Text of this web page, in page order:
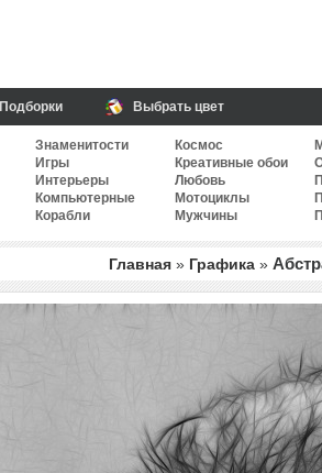
Подборки Выбрать цвет
Знаменитости
Игры
Интерьеры
Компьютерные
Корабли
Космос
Креативные обои
Любовь
Мотоциклы
Мужчины
Главная» Графика»